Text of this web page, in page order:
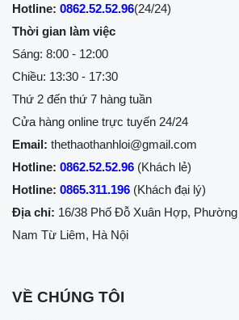
Hotline: 0862.52.52.96(24/24)
Thời gian làm việc
Sáng: 8:00 - 12:00
Chiều: 13:30 - 17:30
Thứ 2 đến thứ 7 hàng tuần
Cửa hàng online trực tuyến 24/24
Email: thethaothanhloi@gmail.com
Hotline: 0862.52.52.96 (Khách lẻ)
Hotline: 0865.311.196 (Khách đại lý)
Địa chỉ: 16/38 Phố Đỗ Xuân Hợp,
Nam Từ Liêm, Hà Nội
VỀ CHÚNG TÔI